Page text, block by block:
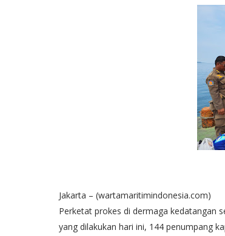
Jakarta – (wartamaritimindonesia.com)
Perketat prokes di dermaga kedatangan
yang dilakukan hari ini, 144 penumpang